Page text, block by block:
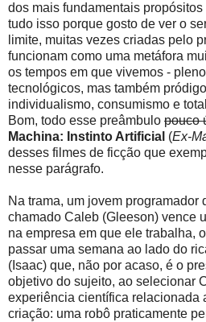
dos mais fundamentais propósitos
tudo isso porque gosto de ver o
limite, muitas vezes criadas pelo
funcionam como uma metáfora
os tempos em que vivemos -
tecnológicos, mas também
individualismo, consumismo e
Bom, todo esse preâmbulo pouco
Machina: Instinto Artificial (Ex-
desses filmes de ficção que
nesse parágrafo.
Na trama, um jovem programador
chamado Caleb (Gleeson) vence
na empresa em que ele trabalha,
passar uma semana ao lado do
(Isaac) que, não por acaso, é o
objetivo do sujeito, ao selecionar
experiência científica relacionada
criação: uma robô praticamente